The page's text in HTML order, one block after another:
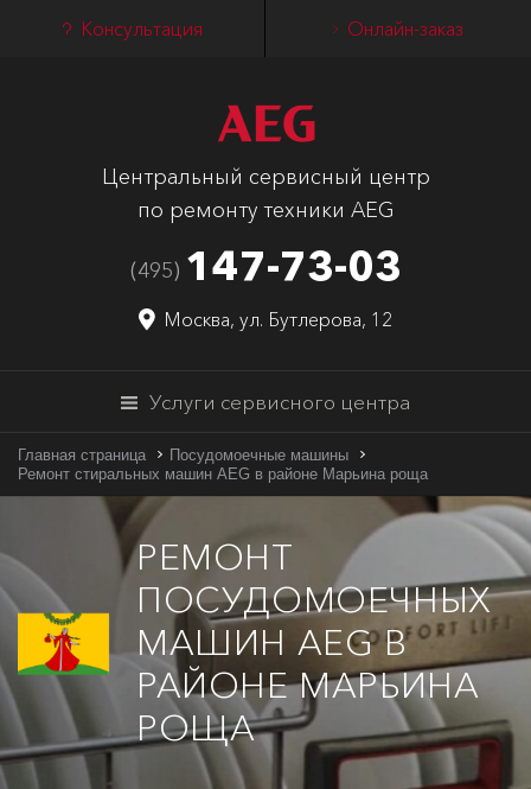
Консультация Онлайн-заказ
Центральный сервисный центр
по ремонту техники AEG
(495) 147-73-03
Москва, ул. Бутлерова, 12
Услуги сервисного центра
Главная страница
Посудомоечные машины
Ремонт стиральных машин AEG в районе Марьина роща
РЕМОНТ
ПОСУДОМОЕЧНЫХ
МАШИН AEG В
РАЙОНЕ МАРЬИНА
РОЩА